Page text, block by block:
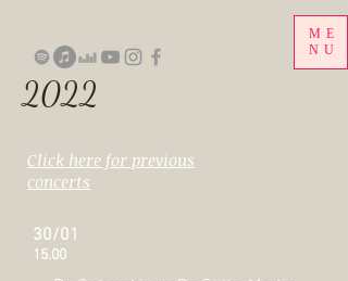
ME
NU
2022
Click here for previous
concerts
30/01
15.00